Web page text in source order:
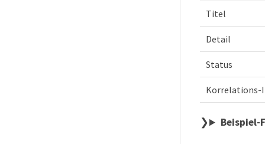
Titel
Detail
Status
Korrelations-
Beispiel-